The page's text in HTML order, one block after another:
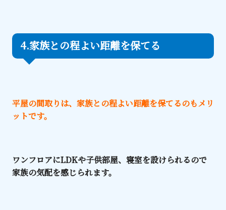
4.家族との程よい距離を保てる
平屋の間取りは、家族との程よい距離を保てるのもメリ
ットです。
ワンフロアにLDKや子供部屋、寝室を設けられるので
家族の気配を感じられます。